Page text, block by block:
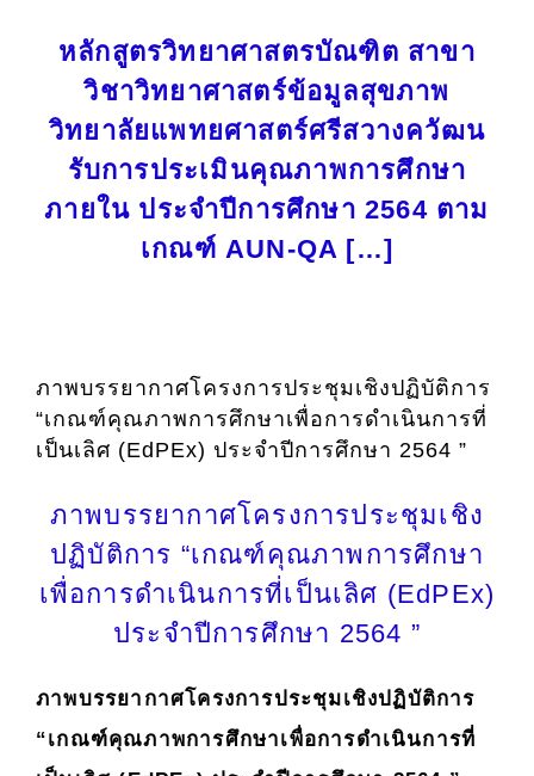
หลักสูตรวิทยาศาสตรบัณฑิต สาขา
วิชาวิทยาศาสตร์ข้อมูลสุขภาพ
วิทยาลัยแพทยศาสตร์ศรีสวางควัฒน
รับการประเมินคุณภาพการศึกษา
ภายใน ประจำปีการศึกษา 2564 ตาม
เกณฑ์ AUN-QA […]
ภาพบรรยากาศโครงการประชุมเชิงปฏิบัติการ
“เกณฑ์คุณภาพการศึกษาเพื่อการดำเนินการที่
เป็นเลิศ (EdPEx) ประจำปีการศึกษา 2564 ”
ภาพบรรยากาศโครงการประชุมเชิง
ปฏิบัติการ “เกณฑ์คุณภาพการศึกษา
เพื่อการดำเนินการที่เป็นเลิศ (EdPEx)
ประจำปีการศึกษา 2564 ”
ภาพบรรยากาศโครงการประชุมเชิงปฏิบัติการ
“เกณฑ์คุณภาพการศึกษาเพื่อการดำเนินการที่